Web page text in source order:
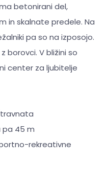
betonirani del,
in skalnate predele. Na
pa so na izposojo.
borovci. V bližini so
center za ljubitelje
pa 45 m
rekreativne